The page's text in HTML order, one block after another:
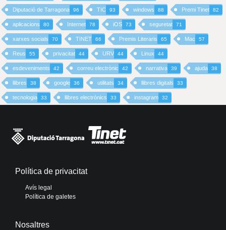
Diputació de Tarragona 96 TIC 93 windows 88 Premi Tinet 82
aplicacions 80 Internet 78 iOS 73 seguretat 71
xarxes socials 70 TINET 66 Premis Literaris 65 Mac 57
Reus 55 privacitat 44 URV 44 Linux 44
esdeveniments 42 correu electrònic 42 narrativa 39 ajuda 38
llibres 38 google 36 utilitats 34 llibres digitals 33
tecnologia 33 llibres electrònics 33 instagram 32
Política de privacitat
Avís legal
Política de galetes
Nosaltres